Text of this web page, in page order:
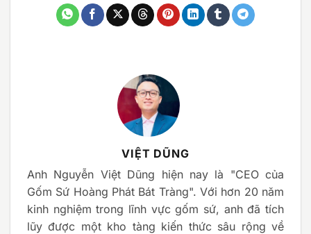
VIỆT DŨNG
Anh Nguyễn Việt Dũng hiện nay là "CEO của
Gốm Sứ Hoàng Phát Bát Tràng". Với hơn 20 năm
kinh nghiệm trong lĩnh vực gốm sứ, anh đã tích
lũy được một kho tàng kiến thức sâu rộng về